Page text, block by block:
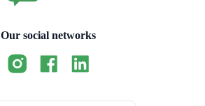
Our social networks